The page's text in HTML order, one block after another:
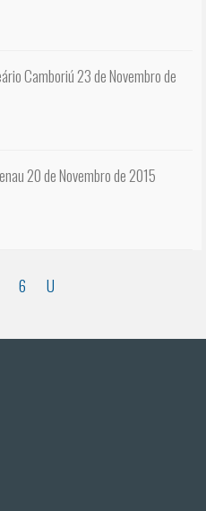
Camboriú 23 de Novembro de
20 de Novembro de 2015
6 U